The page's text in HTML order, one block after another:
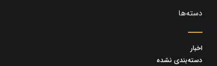
دسته‌ها
اخبار
دسته‌بندی نشده